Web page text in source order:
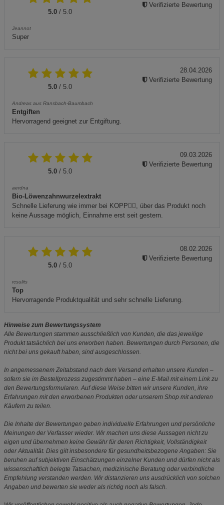
5.0 / 5.0
Jeannot
Super
Verifizierte Bewertung
5.0 / 5.0
Andreas aus Ransbach-Baumbach
Entgiften
Hervorragend geeignet zur Entgiftung.
28.04.2026
Verifizierte Bewertung
5.0 / 5.0
aerdna
Bio-Löwenzahnwurzelextrakt
Schnelle Lieferung wie immer bei KOPP👍🏼, über das Produkt noch
keine Aussage möglich, Einnahme erst seit gestern.
09.03.2026
Verifizierte Bewertung
5.0 / 5.0
rcsulits
Top
Hervorragende Produktqualität und sehr schnelle Lieferung.
08.02.2026
Verifizierte Bewertung
Hinweise zum Bewertungssystem
Alle Bewertungen stammen ausschließlich von Kunden, die das jeweilige
Produkt tatsächlich bei uns erworben haben. Bewertungen durch Personen, die
nicht bei uns gekauft haben, sind ausgeschlossen.
In angemessenem Zeitabstand nach dem Versand erhalten unsere Kunden –
sofern sie im Bestellprozess zugestimmt haben – eine E-Mail mit einem Link zu
den Bewertungsformularen. Auf diese Weise bitten wir unsere Kunden, ihre
Erfahrungen mit den erworbenen Produkten oder unserem Shop mit anderen
Käufern zu teilen.
Die Inhalte der Bewertungen geben individuelle Erfahrungen und persönliche
Meinungen der Verfasser wieder. Wir machen uns diese Aussagen nicht zu
eigen und übernehmen keine Gewähr für deren Richtigkeit, Vollständigkeit
oder Aktualität. Dies gilt insbesondere für gesundheitsbezogene Angaben: Sie
beruhen auf subjektiven Einschätzungen einzelner Kunden und dürfen nicht als
wissenschaftlich belegte Tatsachen, medizinische Beratung oder verbindliche
Empfehlung verstanden werden. Wir distanzieren uns ausdrücklich von solchen
Angaben und bewerten sie weder als richtig noch als falsch.